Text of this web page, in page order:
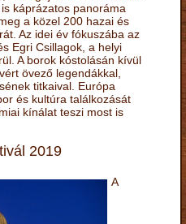
káprázatos panoráma
a közel 200 hazai és
Az idei év fókuszába az
Egri Csillagok, a helyi
A borok kóstolásán kívül
övező legendákkal,
titkaival. Európa
és kultúra találkozását
kínálat teszi most is
2019
A